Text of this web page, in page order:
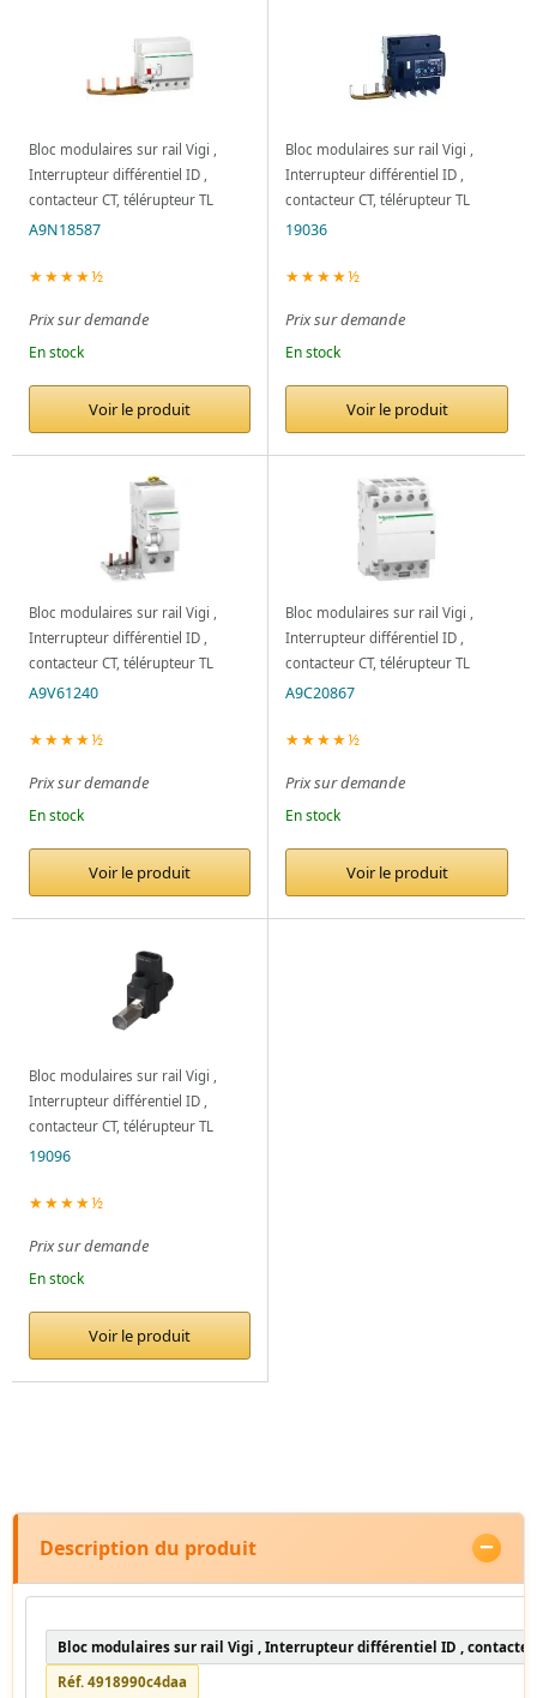
Bloc modulaires sur rail Vigi ,
Interrupteur différentiel ID ,
contacteur CT, télérupteur TL
A9N18587
★★★★½
Prix sur demande
En stock
Voir le produit
Bloc modulaires sur rail Vigi ,
Interrupteur différentiel ID ,
contacteur CT, télérupteur TL
19036
★★★★½
Prix sur demande
En stock
Voir le produit
Bloc modulaires sur rail Vigi ,
Interrupteur différentiel ID ,
contacteur CT, télérupteur TL
A9V61240
★★★★½
Prix sur demande
En stock
Voir le produit
Bloc modulaires sur rail Vigi ,
Interrupteur différentiel ID ,
contacteur CT, télérupteur TL
A9C20867
★★★★½
Prix sur demande
En stock
Voir le produit
Bloc modulaires sur rail Vigi ,
Interrupteur différentiel ID ,
contacteur CT, télérupteur TL
19096
★★★★½
Prix sur demande
En stock
Voir le produit
Description du produit
Bloc modulaires sur rail Vigi , Interrupteur différentiel ID ,
Réf. 4918990c4daa